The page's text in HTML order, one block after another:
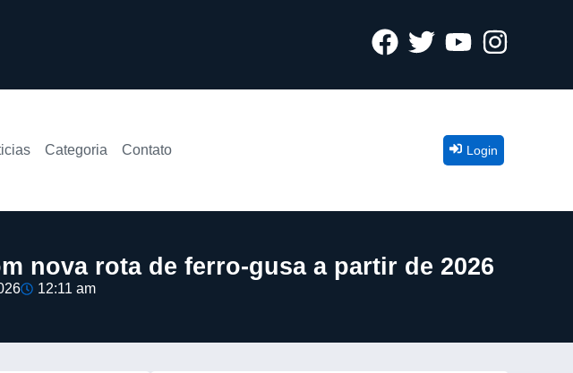
Categoria Contato Login
nova rota de ferro-gusa a partir de 2026
12:11 am